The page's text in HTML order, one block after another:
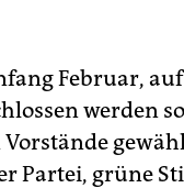
Februar,
werden
Partei, grüne